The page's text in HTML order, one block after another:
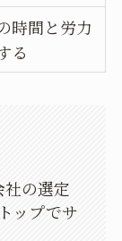
時間と労力
る
社の選定
ップでサ